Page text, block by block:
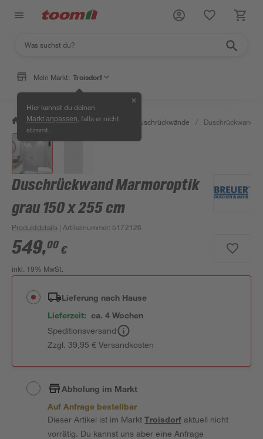
Mein Markt: Troisdorf
Hier kannst du deinen
Markt anpassen , falls er nicht
stimmt.
✕
/ Bad & Sanitär / Duschen Duschrückwände / Duschrückwand
Duschrückwand Marmoroptik
grau 150 x 255 cm
Produktdetails | Artikelnummer: 5172126
549,00 €
inkl. 19% MwSt.
Lieferung nach Hause
Lieferzeit: ca. 4 Wochen
Speditionsversand
Zzgl. 39,95 € Versandkosten
Abholung im Markt
Auf Anfrage bestellbar
Dieser Artikel ist im MarktTroisdorfaktuell nicht
vorrätig. Du kannst uns aber eine Anfrage